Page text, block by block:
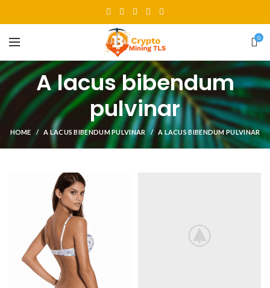
0
A lacus bibendum
pulvinar
HOME A LACUS BIBENDUM PULVINAR A LACUS BIBENDUM PULVINAR